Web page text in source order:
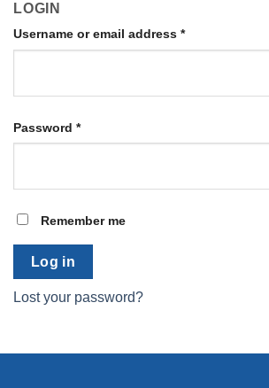
LOGIN
Username or email address *
Password *
Remember me
Log in
Lost your password?